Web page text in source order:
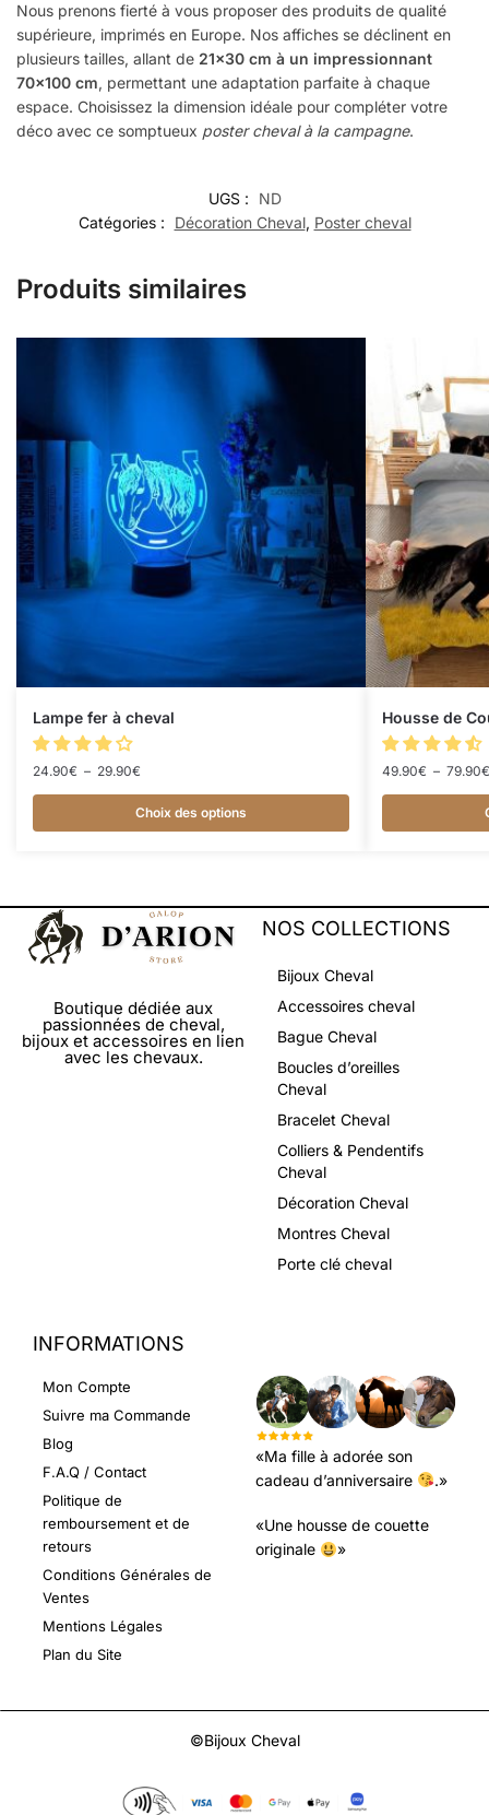
Nous prenons fierté à vous proposer des produits de qualité
supérieure, imprimés en Europe. Nos affiches se déclinent en
plusieurs tailles, allant de 21×30 cm à un impressionnant
70×100 cm, permettant une adaptation parfaite à chaque
espace. Choisissez la dimension idéale pour compléter votre
déco avec ce somptueux poster cheval à la campagne.
UGS :
ND
Catégories :
Décoration Cheval, Poster cheval
Produits similaires
Lampe fer à cheval
24.90€ – 29.90€
Choix des options
Housse de
49.90€ – 79.90€
Boutique dédiée aux
passionnées de cheval,
bijoux et accessoires en lien
avec les chevaux.
NOS COLLECTIONS
Bijoux Cheval
Accessoires cheval
Bague Cheval
Boucles d’oreilles
Cheval
Bracelet Cheval
Colliers & Pendentifs
Cheval
Décoration Cheval
Montres Cheval
Porte clé cheval
INFORMATIONS
Mon Compte
Suivre ma Commande
Blog
F.A.Q / Contact
Politique de
remboursement et de
retours
Conditions Générales de
Ventes
Mentions Légales
Plan du Site
«Ma fille à adorée son
cadeau d’anniversaire
.»
«Une housse de couette
originale
»
©Bijoux Cheval